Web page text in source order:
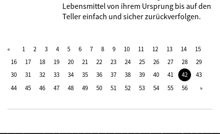
Lebensmittel von ihrem Ursprung bis auf den
Teller einfach und sicher zurückverfolgen.
1 2 3 4 5 6 7 8 9 10 11 12 13 14
15
16
17 18 19 20 21 22 23 24 25 26 27 28
29
30
31 32 33 34 35 36 37 38 39 40 41 42
43
44
45 46 47 48 49 50 51 52 53 54 55 56